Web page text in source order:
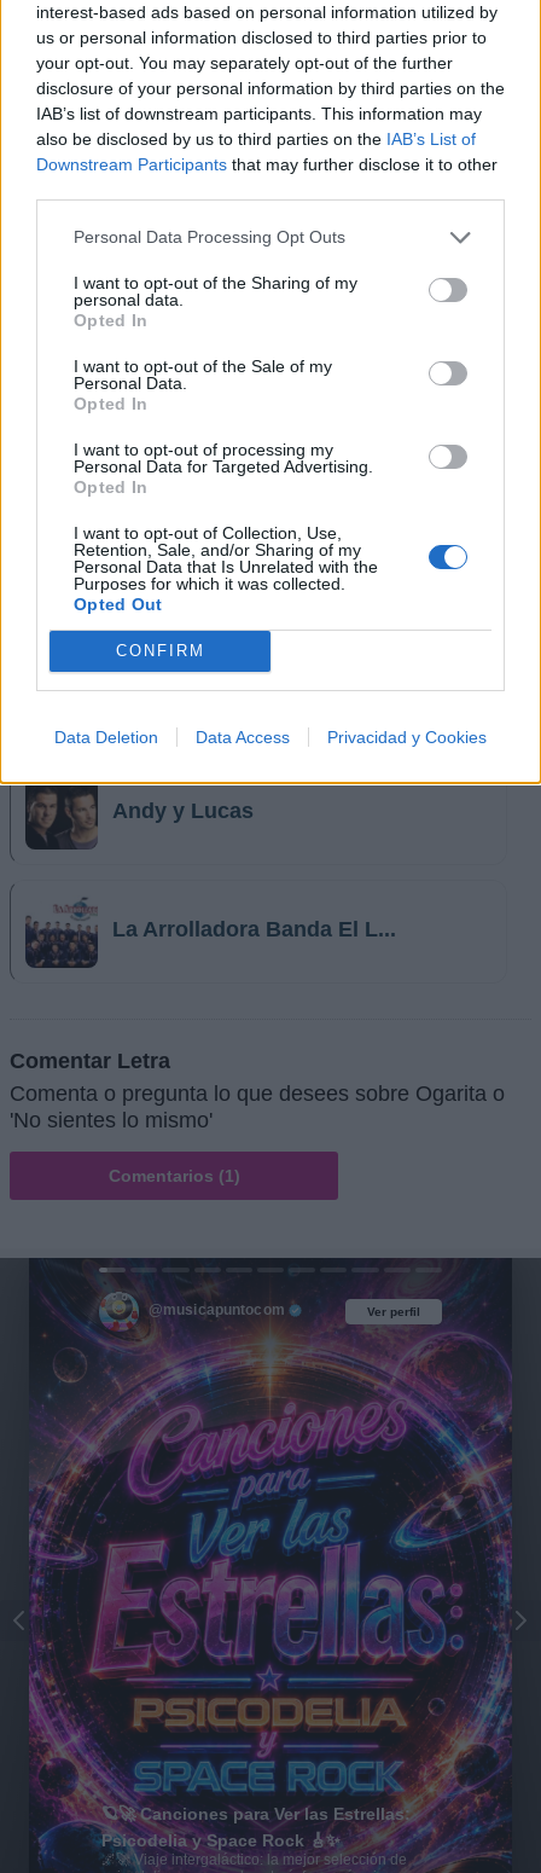
interest-based ads based on personal information utilized by
us or personal information disclosed to third parties prior to
your opt-out. You may separately opt-out of the further
disclosure of your personal information by third parties on the
IAB’s list of downstream participants. This information may
also be disclosed by us to third parties on the IAB’s List of
Downstream Participants that may further disclose it to other
Personal Data Processing Opt Outs
I want to opt-out of the Sharing of my
personal data.
Opted In
I want to opt-out of the Sale of my
Personal Data.
Opted In
I want to opt-out of processing my
Personal Data for Targeted Advertising.
Opted In
I want to opt-out of Collection, Use,
Retention, Sale, and/or Sharing of my
Personal Data that Is Unrelated with the
Purposes for which it was collected.
Opted Out
CONFIRM
Data Deletion Data Access Privacidad y Cookies
Letra Ella es así Biral (ft. Ogarita)
+ Letras de Ogarita
Biografía Ranking Fotos Foro
Música Relacionada
Hispana
Andy y Lucas
La Arrolladora Banda El L...
Comentar Letra
Comenta o pregunta lo que desees sobre Ogarita o
'No sientes lo mismo'
Comentarios (1)
Ver perfil
@musicapuntocom Ver perfil
🪐🚀 Canciones para Ver las Estrellas:
Psicodelia y Space Rock 🎸✨
🌌🚀 Viaje intergaláctico: la mejor selección de